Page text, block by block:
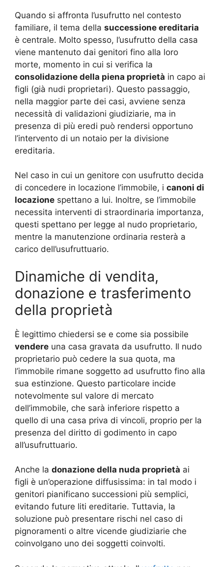
Quando si affronta l’usufrutto nel contesto
familiare, il tema della successione ereditaria
è centrale. Molto spesso, l’usufrutto della casa
viene mantenuto dai genitori fino alla loro
morte, momento in cui si verifica la
consolidazione della piena proprietà in capo ai
figli (già nudi proprietari). Questo passaggio,
nella maggior parte dei casi, avviene senza
necessità di validazioni giudiziarie, ma in
presenza di più eredi può rendersi opportuno
l’intervento di un notaio per la divisione
ereditaria.
Nel caso in cui un genitore con usufrutto decida
di concedere in locazione l’immobile, i canoni di
locazione spettano a lui. Inoltre, se l’immobile
necessita interventi di straordinaria importanza,
questi spettano per legge al nudo proprietario,
mentre la manutenzione ordinaria resterà a
carico dell’usufruttuario.
Dinamiche di vendita,
donazione e trasferimento
della proprietà
È legittimo chiedersi se e come sia possibile
vendere una casa gravata da usufrutto. Il nudo
proprietario può cedere la sua quota, ma
l’immobile rimane soggetto ad usufrutto fino alla
sua estinzione. Questo particolare incide
notevolmente sul valore di mercato
dell’immobile, che sarà inferiore rispetto a
quello di una casa priva di vincoli, proprio per la
presenza del diritto di godimento in capo
all’usufruttuario.
Anche la donazione della nuda proprietà ai
figli è un’operazione diffusissima: in tal modo i
genitori pianificano successioni più semplici,
evitando future liti ereditarie. Tuttavia, la
soluzione può presentare rischi nel caso di
pignoramenti o altre vicende giudiziarie che
coinvolgano uno dei soggetti coinvolti.